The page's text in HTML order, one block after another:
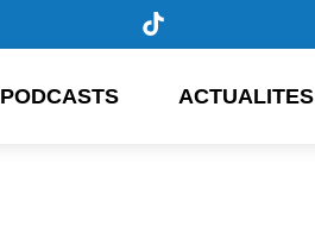
PODCASTS ACTUALITES